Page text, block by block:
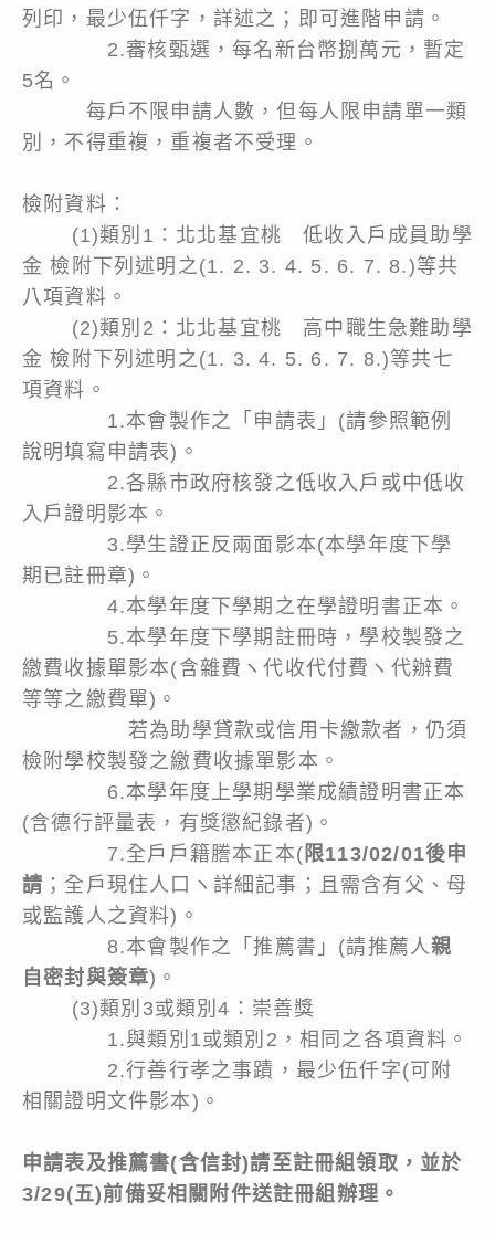
列印，最少伍仟字，詳述之；即可進階申請。
2.審核甄選，每名新台幣捌萬元，暫定
5名。
每戶不限申請人數，但每人限申請單一類
別，不得重複，重複者不受理。
檢附資料：
(1)類別1：北北基宜桃 低收入戶成員助學
金 檢附下列述明之(1. 2. 3. 4. 5. 6. 7. 8.)等共
八項資料。
(2)類別2：北北基宜桃 高中職生急難助學
金 檢附下列述明之(1. 3. 4. 5. 6. 7. 8.)等共七
項資料。
1.本會製作之「申請表」(請參照範例
說明填寫申請表)。
2.各縣市政府核發之低收入戶或中低收
入戶證明影本。
3.學生證正反兩面影本(本學年度下學
期已註冊章)。
4.本學年度下學期之在學證明書正本。
5.本學年度下學期註冊時，學校製發之
繳費收據單影本(含雜費ヽ代收代付費ヽ代辦費
等等之繳費單)。
若為助學貸款或信用卡繳款者，仍須
檢附學校製發之繳費收據單影本。
6.本學年度上學期學業成績證明書正本
(含德行評量表，有獎懲紀錄者)。
7.全戶戶籍謄本正本( 限113/02/01後申
請 ；全戶現住人口ヽ詳細記事；且需含有父、母
或監護人之資料)。
8.本會製作之「推薦書」(請推薦人親
自密封與簽章)。
(3)類別3或類別4：崇善獎
1.與類別1或類別2，相同之各項資料。
2.行善行孝之事蹟，最少伍仟字(可附
相關證明文件影本)。
申請表及推薦書(含信封)請至註冊組領取，並於
3/29(五)前備妥相關附件送註冊組辦理。